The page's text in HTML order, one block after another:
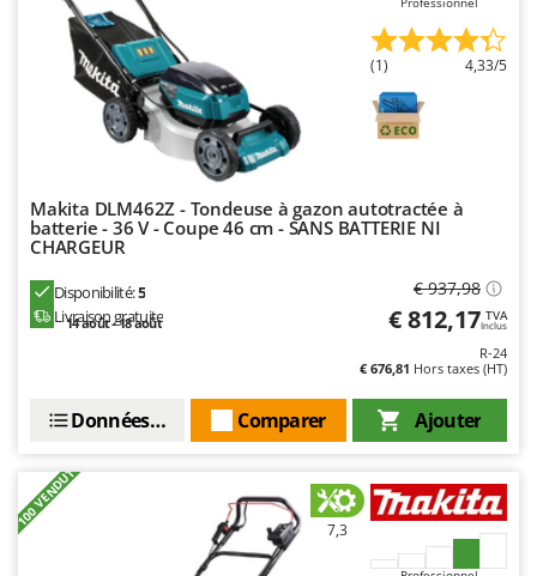
Stiga
Stocker
Sunseeker
Tellarini Pompe
Tenco
Tineco
Tornado
Trev - Abrek - TecnoVIR
(1) 4,33/5
Makita DLM462Z - Tondeuse à gazon autotractée à
batterie - 36 V - Coupe 46 cm - SANS BATTERIE NI
CHARGEUR
Disponibilité:5
Livraison gratuite
14 août - 18 août
€ 937,98
€ 812,17 TVA
Inclus
R-24
€ 676,81 Hors taxes (HT)
Ajouter
Comparer
Données techniques
+100 VENDUTI 7,3